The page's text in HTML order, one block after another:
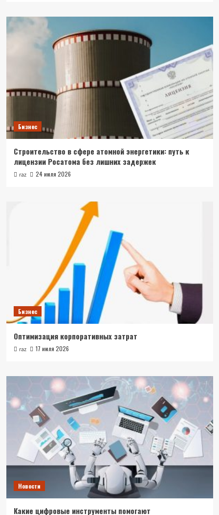
Бизнес
Строительство в сфере атомной энергетики: путь к
лицензии Росатома без лишних задержек
raz 24 июля 2026
Бизнес
Оптимизация корпоративных затрат
raz 17 июля 2026
Новости
Какие цифровые инструменты помогают